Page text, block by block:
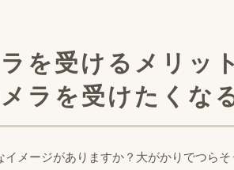
を受けるメリッ
ラを受けたくな
イメージがありますか？大がかりでつら